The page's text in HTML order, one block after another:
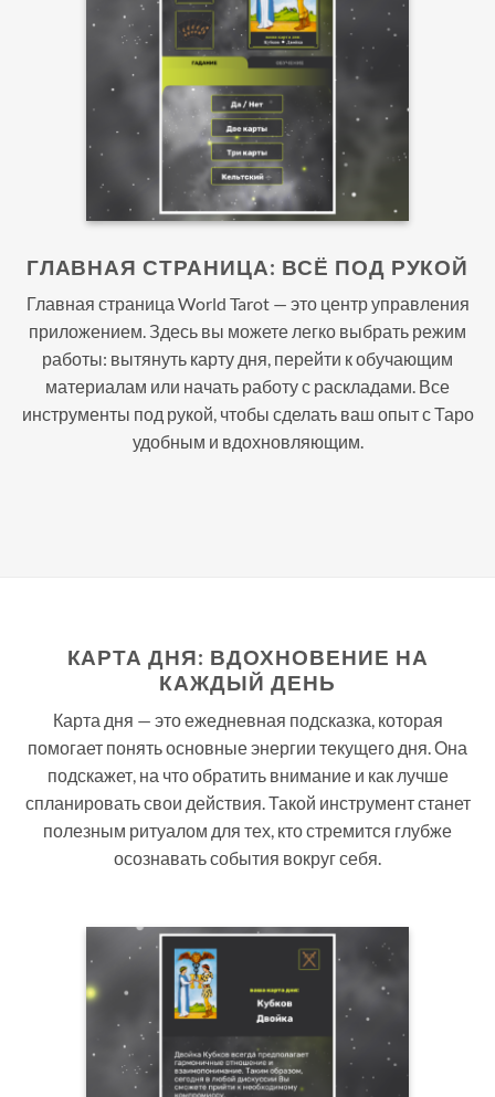
ГЛАВНАЯ СТРАНИЦА: ВСЁ ПОД РУКОЙ
Главная страница World Tarot — это центр управления
приложением. Здесь вы можете легко выбрать режим
работы: вытянуть карту дня, перейти к обучающим
материалам или начать работу с раскладами. Все
инструменты под рукой, чтобы сделать ваш опыт с Таро
удобным и вдохновляющим.
КАРТА ДНЯ: ВДОХНОВЕНИЕ НА
КАЖДЫЙ ДЕНЬ
Карта дня — это ежедневная подсказка, которая
помогает понять основные энергии текущего дня. Она
подскажет, на что обратить внимание и как лучше
спланировать свои действия. Такой инструмент станет
полезным ритуалом для тех, кто стремится глубже
осознавать события вокруг себя.